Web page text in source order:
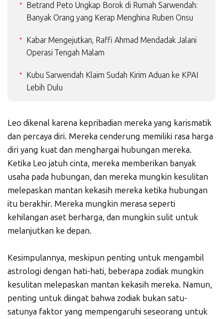
Betrand Peto Ungkap Borok di Rumah Sarwendah:
Banyak Orang yang Kerap Menghina Ruben Onsu
Kabar Mengejutkan, Raffi Ahmad Mendadak Jalani
Operasi Tengah Malam
Kubu Sarwendah Klaim Sudah Kirim Aduan ke KPAI
Lebih Dulu
Leo dikenal karena kepribadian mereka yang karismatik
dan percaya diri. Mereka cenderung memiliki rasa harga
diri yang kuat dan menghargai hubungan mereka.
Ketika Leo jatuh cinta, mereka memberikan banyak
usaha pada hubungan, dan mereka mungkin kesulitan
melepaskan mantan kekasih mereka ketika hubungan
itu berakhir. Mereka mungkin merasa seperti
kehilangan aset berharga, dan mungkin sulit untuk
melanjutkan ke depan.
Kesimpulannya, meskipun penting untuk mengambil
astrologi dengan hati-hati, beberapa zodiak mungkin
kesulitan melepaskan mantan kekasih mereka. Namun,
penting untuk diingat bahwa zodiak bukan satu-
satunya faktor yang mempengaruhi seseorang untuk